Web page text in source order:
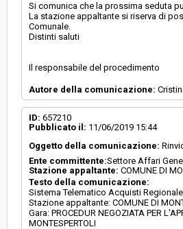
Si comunica che la prossima seduta
La stazione appaltante si riserva di
Comunale.
Distinti saluti
Il responsabile del procedimento
Autore della comunicazione:
ID: 657210
Pubblicato il: 11/06/2019 15:44
Oggetto della comunicazione:
Ente committente:Settore Affari
Stazione appaltante: COMUNE DI
Testo della comunicazione:
Sistema Telematico Acquisti
Stazione appaltante: COMUNE DI
Gara: PROCEDUR NEGOZIATA PER
MONTESPERTOLI